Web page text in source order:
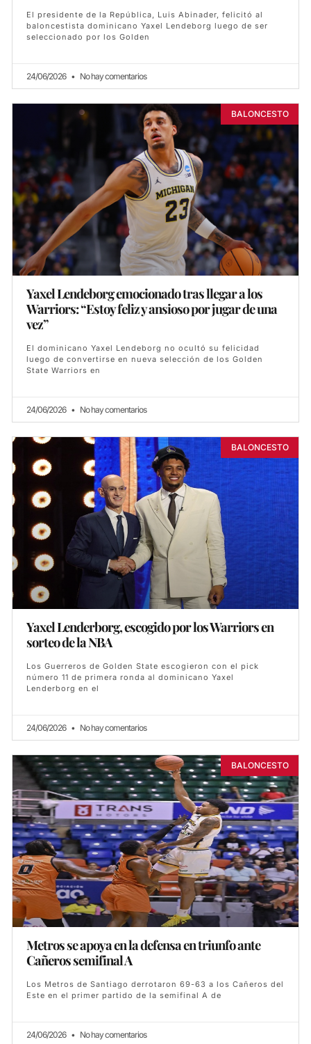
El presidente de la República, Luis Abinader, felicitó al
baloncestista dominicano Yaxel Lendeborg luego de ser
seleccionado por los Golden
24/06/2026 No hay comentarios
BALONCESTO
Yaxel Lendeborg emocionado tras llegar a los
Warriors: “Estoy feliz y ansioso por jugar de una
vez”
El dominicano Yaxel Lendeborg no ocultó su felicidad
luego de convertirse en nueva selección de los Golden
State Warriors en
24/06/2026 No hay comentarios
BALONCESTO
Yaxel Lenderborg, escogido por los Warriors en
sorteo de la NBA
Los Guerreros de Golden State escogieron con el pick
número 11 de primera ronda al dominicano Yaxel
Lenderborg en el
24/06/2026 No hay comentarios
BALONCESTO
Metros se apoya en la defensa en triunfo ante
Cañeros semifinal A
Los Metros de Santiago derrotaron 69-63 a los Cañeros del
Este en el primer partido de la semifinal A de
24/06/2026 No hay comentarios